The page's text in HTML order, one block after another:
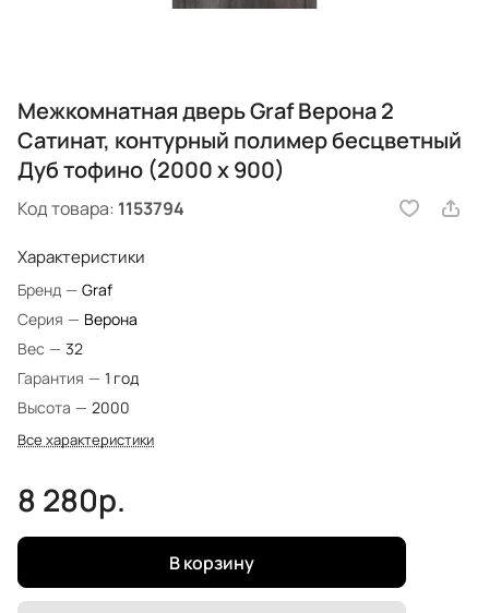
Межкомнатная дверь Graf Верона 2
Сатинат, контурный полимер бесцветный
Дуб тофино (2000 х 900)
Код товара: 1153794
Характеристики
Бренд — Graf
Серия — Верона
Вес — 32
Гарантия — 1 год
Высота — 2000
Все характеристики
8 280р.
В корзину